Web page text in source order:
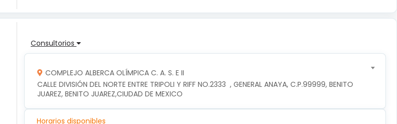
Consultorios
COMPLEJO ALBERCA OLÍMPICA C. A. S. E II
CALLE DIVISIÓN DEL NORTE ENTRE TRIPOLI Y RIFF NO.2333  , GENERAL ANAYA, C.P.99999, BENITO
JUAREZ, BENITO JUAREZ,CIUDAD DE MEXICO
Horarios disponibles